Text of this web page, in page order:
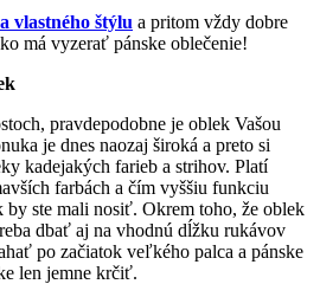
vlastného štýlu a pritom vždy dobre
má vyzerať pánske oblečenie!
pravdepodobne je oblek Vašou
je dnes naozaj široká a preto si
kadejakých farieb a strihov. Platí
farbách a čím vyššiu funkciu
by ste mali nosiť. Okrem toho, že oblek
dbať aj na vhodnú dĺžku rukávov
po začiatok veľkého palca a pánske
len jemne krčiť.